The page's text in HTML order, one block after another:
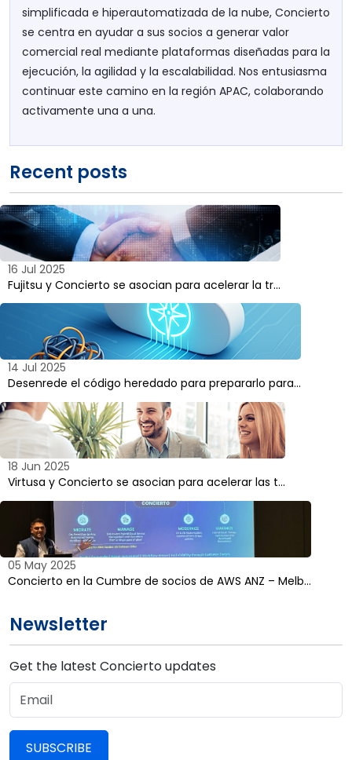
simplificada e hiperautomatizada de la nube, Concierto
se centra en ayudar a sus socios a generar valor
comercial real mediante plataformas diseñadas para la
ejecución, la agilidad y la escalabilidad. Nos entusiasma
continuar este camino en la región APAC, colaborando
activamente una a una.
Recent posts
16 Jul 2025
Fujitsu y Concierto se asocian para acelerar la tr...
14 Jul 2025
Desenrede el código heredado para prepararlo para...
18 Jun 2025
Virtusa y Concierto se asocian para acelerar las t...
05 May 2025
Concierto en la Cumbre de socios de AWS ANZ – Melb...
Newsletter
Get the latest Concierto updates
SUBSCRIBE